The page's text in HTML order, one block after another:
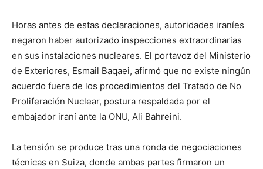
Horas antes de estas declaraciones, autoridades iraníes
negaron haber autorizado inspecciones extraordinarias
en sus instalaciones nucleares. El portavoz del Ministerio
de Exteriores, Esmail Baqaei, afirmó que no existe ningún
acuerdo fuera de los procedimientos del Tratado de No
Proliferación Nuclear, postura respaldada por el
embajador iraní ante la ONU, Ali Bahreini.
La tensión se produce tras una ronda de negociaciones
técnicas en Suiza, donde ambas partes firmaron un